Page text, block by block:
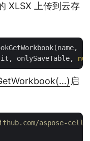
XLSX 上传到云存
onlySaveTable,
启
aspose-